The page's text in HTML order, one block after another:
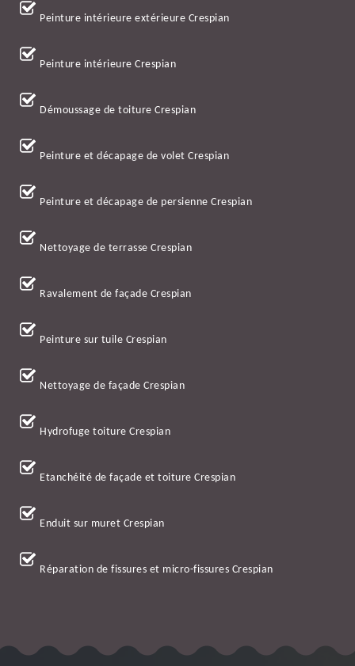
Peinture intérieure extérieure Crespian
Peinture intérieure Crespian
Démoussage de toiture Crespian
Peinture et décapage de volet Crespian
Peinture et décapage de persienne Crespian
Nettoyage de terrasse Crespian
Ravalement de façade Crespian
Peinture sur tuile Crespian
Nettoyage de façade Crespian
Hydrofuge toiture Crespian
Etanchéité de façade et toiture Crespian
Enduit sur muret Crespian
Réparation de fissures et micro-fissures Crespian